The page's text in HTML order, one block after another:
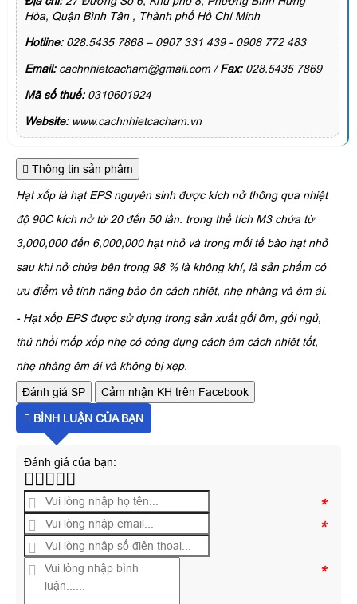
Hòa, Quận Bình Tân , Thành phố Hồ Chí Minh
Hotline: 028.5435 7868 – 0907 331 439 - 0908 772 483
Email:cachnhietcacham@gmail.com /Fax:028.5435 7869
Mã số thuế: 0310601924
Website:www.cachnhietcacham.vn
Thông tin sản phẩm
Hạt xốp là hạt EPS nguyên sinh được kích nở thông qua nhiệt
độ 90C kích nở từ 20 đến 50 lần. trong thể tích M3 chứa từ
3,000,000 đến 6,000,000 hạt nhỏ và trong mổi tế bào hạt nhỏ
sau khi nở chứa bên trong 98 % là không khí, là sản phẩm có
ưu điểm về tính năng bảo ôn cách nhiệt, nhẹ nhàng và êm ái.
- Hạt xốp EPS được sử dụng trong sản xuất gối ôm, gối ngủ,
thú nhồi mốp xốp nhẹ có công dụng cách âm cách nhiệt tốt,
nhẹ nhàng êm ái và không bị xẹp.
Đánh giá SP Cảm nhận KH trên Facebook
BÌNH LUẬN CỦA BẠN
Đánh giá của bạn:
*
*
*